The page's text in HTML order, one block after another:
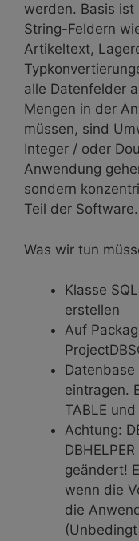
werden. Basis
String-Feldern
Artikeltext,
alle Datenfelder
Mengen in der
müssen, sind
Integer / oder
Anwendung
sondern
Teil der Software.
Was wir tun
Klasse
erstellen
Auf
eintragen.
TABLE und
Achtung:
geändert!
wenn die
die